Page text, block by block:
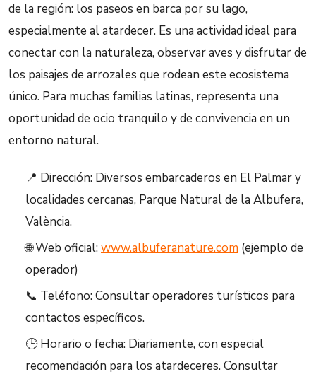
de la región: los paseos en barca por su lago,
especialmente al atardecer. Es una actividad ideal para
conectar con la naturaleza, observar aves y disfrutar de
los paisajes de arrozales que rodean este ecosistema
único. Para muchas familias latinas, representa una
oportunidad de ocio tranquilo y de convivencia en un
entorno natural.
📍 Dirección: Diversos embarcaderos en El Palmar y
localidades cercanas, Parque Natural de la Albufera,
València.
🌐 Web oficial:www.albuferanature.com (ejemplo de
operador)
📞 Teléfono: Consultar operadores turísticos para
contactos específicos.
🕒 Horario o fecha: Diariamente, con especial
recomendación para los atardeceres. Consultar